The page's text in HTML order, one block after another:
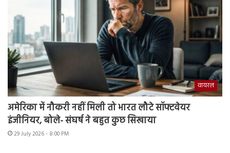
वायरल
अमेरिका में नौकरी नहीं मिली तो भारत लौटे सॉफ्टवेयर
इंजीनियर, बोले- संघर्ष ने बहुत कुछ सिखाया
29 July 2026 - 8:00 PM